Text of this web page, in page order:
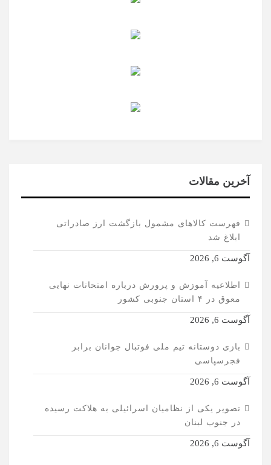
آخرین مقالات
فهرست کالاهای مشمول بازگشت ارز صادراتی
ابلاغ شد
آگوست 6, 2026
اطلاعیه آموزش و پرورش درباره امتحانات نهایی
معوق در ۴ استان جنوبی کشور
آگوست 6, 2026
بازی دوستانه تیم ملی فوتبال جوانان برابر
فجرسپاسی
آگوست 6, 2026
تصویر یکی از نظامیان اسرائیلی به هلاکت رسیده
در جنوب لبنان
آگوست 6, 2026